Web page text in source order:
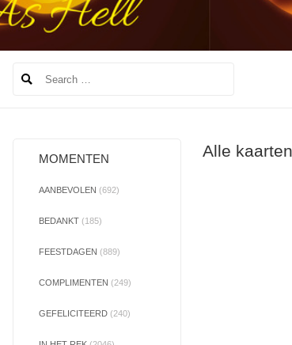
MOMENTEN
AANBEVOLEN (692)
BEDANKT (185)
FEESTDAGEN (889)
COMPLIMENTEN (249)
GEFELICITEERD (240)
Alle